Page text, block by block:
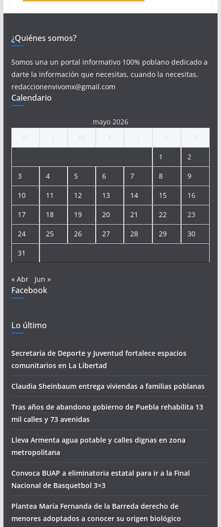
¿Quiénes somos?
Somos una un portal informativo 100% poblano dedicado a
darte la información que necesitas, cuando la necesitas.
redaccionenvivomx@gmail.com
Calendario
mayo 2026
1 2
3 4 5 6 7 8 9
10 11 12 13 14 15 16
17 18 19 20 21 22 23
24 25 26 27 28 29 30
31
« Abr Jun »
Facebook
Lo último
Secretaría de Deporte y Juventud fortalece espacios
comunitarios en La Libertad
Claudia Sheinbaum entrega viviendas a familias poblanas
Tras años de abandono gobierno de Puebla rehabilita 13
mil calles y 73 avenidas
Lleva Armenta agua potable y calles dignas en zona
metropolitana
Convoca BUAP a eliminatoria estatal para ir a la Final
Nacional de Basquetbol 3×3
Plantea María Fernanda de la Barreda derecho de
menores adoptados a conocer su origen biológico